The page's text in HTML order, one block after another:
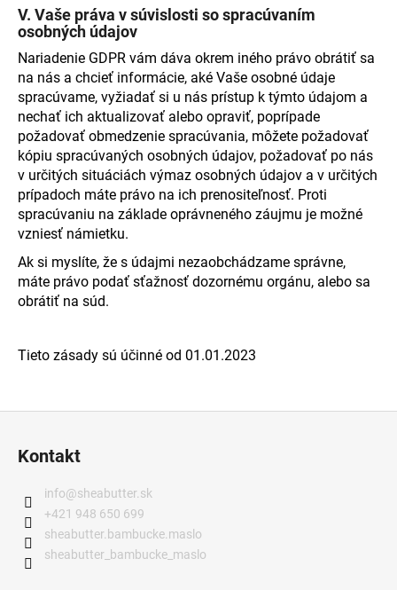
V. Vaše práva v súvislosti so spracúvaním
osobných údajov
Nariadenie GDPR vám dáva okrem iného právo obrátiť sa
na nás a chcieť informácie, aké Vaše osobné údaje
spracúvame, vyžiadať si u nás prístup k týmto údajom a
nechať ich aktualizovať alebo opraviť, poprípade
požadovať obmedzenie spracúvania, môžete požadovať
kópiu spracúvaných osobných údajov, požadovať po nás
v určitých situáciách výmaz osobných údajov a v určitých
prípadoch máte právo na ich prenositeľnosť. Proti
spracúvaniu na základe oprávneného záujmu je možné
vzniesť námietku.
Ak si myslíte, že s údajmi nezaobchádzame správne,
máte právo podať sťažnosť dozornému orgánu, alebo sa
obrátiť na súd.
Tieto zásady sú účinné od 01.01.2023
Kontakt
info@sheabutter.sk
+421 948 650 699
sheabutter.bambucke.maslo
sheabutter_bambucke_maslo